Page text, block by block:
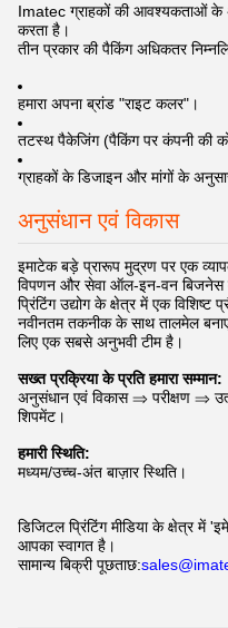
Imatec ग्राहकों की आवश्यकताओं के
करता है।
तीन प्रकार की पैकिंग अधिकतर
हमारा अपना ब्रांड "राइट कलर"।
तटस्थ पैकेजिंग (पैकिंग पर कंपनी की
ग्राहकों के डिजाइन और मांगों के
अनुसंधान एवं विकास
इमाटेक बड़े प्रारूप मुद्रण पर एक
विपणन और सेवा ऑल-इन-वन बिजनेस
प्रिंटिंग उद्योग के क्षेत्र में एक विशिष्ट
नवीनतम तकनीक के साथ तालमेल
लिए एक सबसे अनुभवी टीम है।
सख्त प्रक्रिया के प्रति हमारा सम्मान:
अनुसंधान एवं विकास ⇒ परीक्षण ⇒
शिपमेंट।
हमारी स्थिति:
मध्यम/उच्च-अंत बाज़ार स्थिति।
डिजिटल प्रिंटिंग मीडिया के क्षेत्र
आपका स्वागत है।
सामान्य बिक्री पूछताछ: